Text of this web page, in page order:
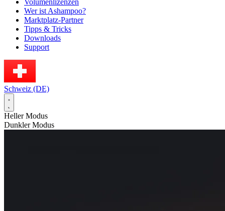
Volumenlizenzen
Wer ist Ashampoo?
Marktplatz-Partner
Tipps & Tricks
Downloads
Support
Schweiz (DE)
Heller Modus
Dunkler Modus